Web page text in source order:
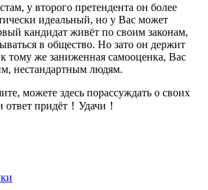
у второго претендента он более
идеальный, но у Вас может
кандидат живёт по своим законам,
в общество. Но зато он держит
тому же заниженная самооценка, Вас
нестандартным людям.
можете здесь порассуждать о своих
ответ придёт！Удачи！